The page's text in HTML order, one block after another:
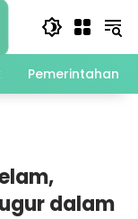
Pemerintahan
dalam